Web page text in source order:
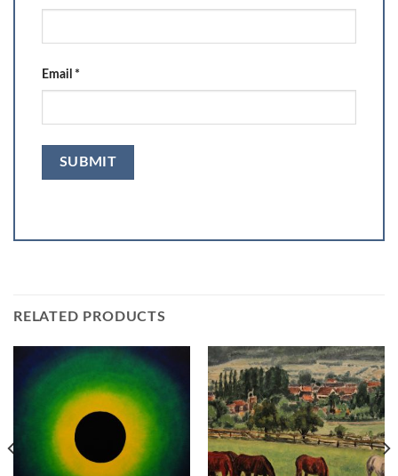
Email *
RELATED PRODUCTS